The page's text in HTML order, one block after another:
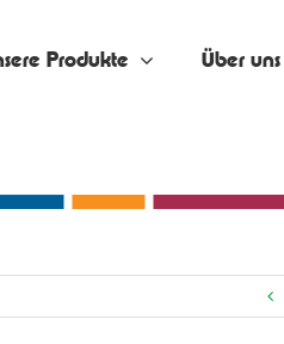
Produkte Über uns